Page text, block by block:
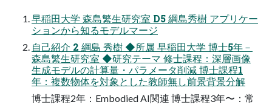
早稲田大学 森島繁生研究室 D5 綱島秀樹 アプリケー
ションから知るモデルマージ
自己紹介 2 綱島 秀樹 ◆所属 早稲田大学 博士5年－
森島繁生研究室 ◆研究テーマ 修士課程：深層画像
生成モデルの計算量・パラメータ削減 博士課程1
年：複数物体を対象とした教師無し前景背景分解
博士課程2年：Embodied AI関連 博士課程3年〜：常